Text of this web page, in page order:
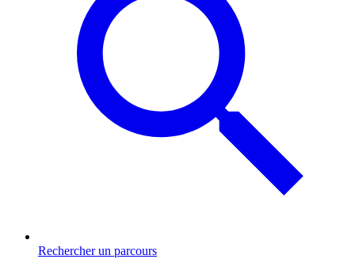
Rechercher un parcours